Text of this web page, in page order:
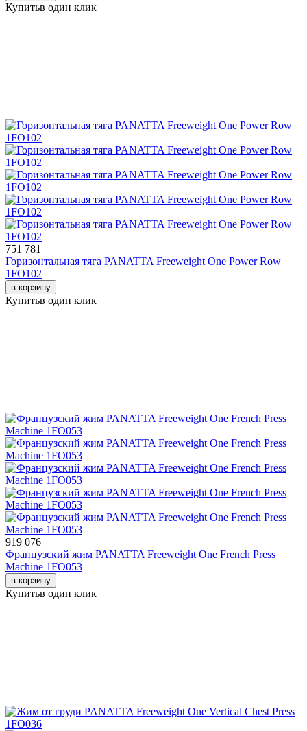
Купитьв один клик
751 781
Горизонтальная тяга PANATTA Freeweight One Power Row
1FO102
в корзину
Купитьв один клик
919 076
Французский жим PANATTA Freeweight One French Press
Machine 1FO053
в корзину
Купитьв один клик